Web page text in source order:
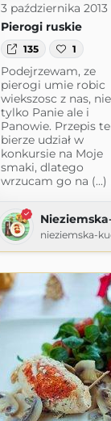
3 października 2013
Pierogi ruskie
135 1
Podejrzewam, ze
pierogi umie robic
wiekszosc z nas, nie
tylko Panie ale i
Panowie. Przepis
bierze udział w
konkursie na Moje
smaki, dlatego
wrzucam go na (...)
nieziemska-